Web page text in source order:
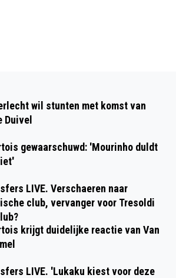
wil stunten met komst van
Duivel
gewaarschuwd: 'Mourinho duldt
LIVE. Verschaeren naar
club, vervanger voor Tresoldi
krijgt duidelijke reactie van Van
LIVE. 'Lukaku kiest voor deze